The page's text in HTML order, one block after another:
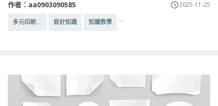
作者： aa0903090585 2025-11-25
多元印刷... 設計知識 知識教學 ...